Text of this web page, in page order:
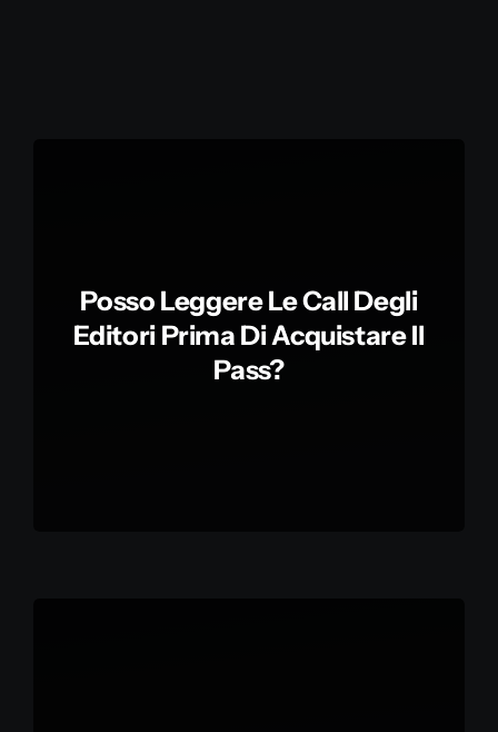
Posso Leggere Le Call Degli
Editori Prima Di Acquistare Il
Pass?